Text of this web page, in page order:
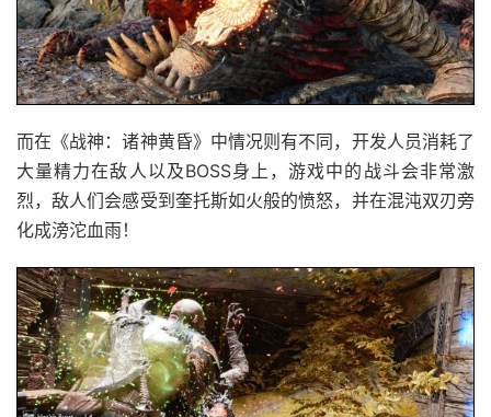
而在《战神：诸神黄昏》中情况则有不同，开发人员消耗了
大量精力在敌人以及BOSS身上，游戏中的战斗会非常激
烈，敌人们会感受到奎托斯如火般的愤怒，并在混沌双刃旁
化成滂沱血雨！